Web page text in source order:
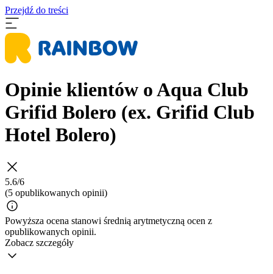
Przejdź do treści
Opinie klientów o Aqua Club
Grifid Bolero (ex. Grifid Club
Hotel Bolero)
5.6/6
(5 opublikowanych opinii)
Powyższa ocena stanowi średnią arytmetyczną ocen z
opublikowanych opinii.
Zobacz szczegóły